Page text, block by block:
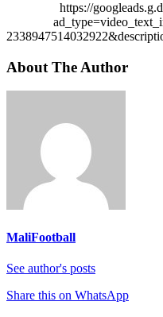
https://
About The Author
MaliFootball
See author's posts
Share this on WhatsApp